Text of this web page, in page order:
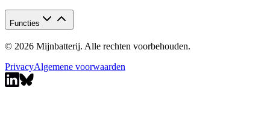
Functies
© 2026 Mijnbatterij. Alle rechten voorbehouden.
PrivacyAlgemene voorwaarden